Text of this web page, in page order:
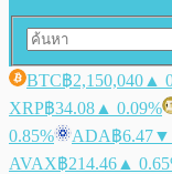
BTC฿2,150,040 ▲
XRP฿34.08 ▲ 0.09%
0.85%
ADA฿6.47▼
AVAX฿214.46 ▲